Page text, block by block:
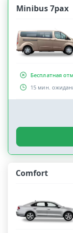
Minibus 7pax
Бесплатная
15 мин.
Comfort